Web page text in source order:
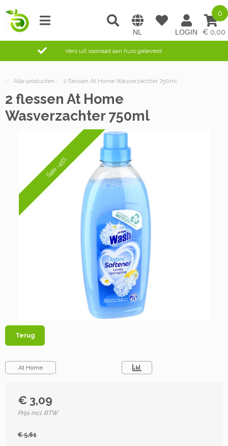
0,00
0
Vers uit voorraad aan huis geleverd
/ Alle producten / 2 flessen At Home Wasverzachter 750ml
2 flessen At Home
Wasverzachter 750ml
Sale -45%
Terug
At Home
€ 3,09
Prijs incl. BTW
€ 5,61